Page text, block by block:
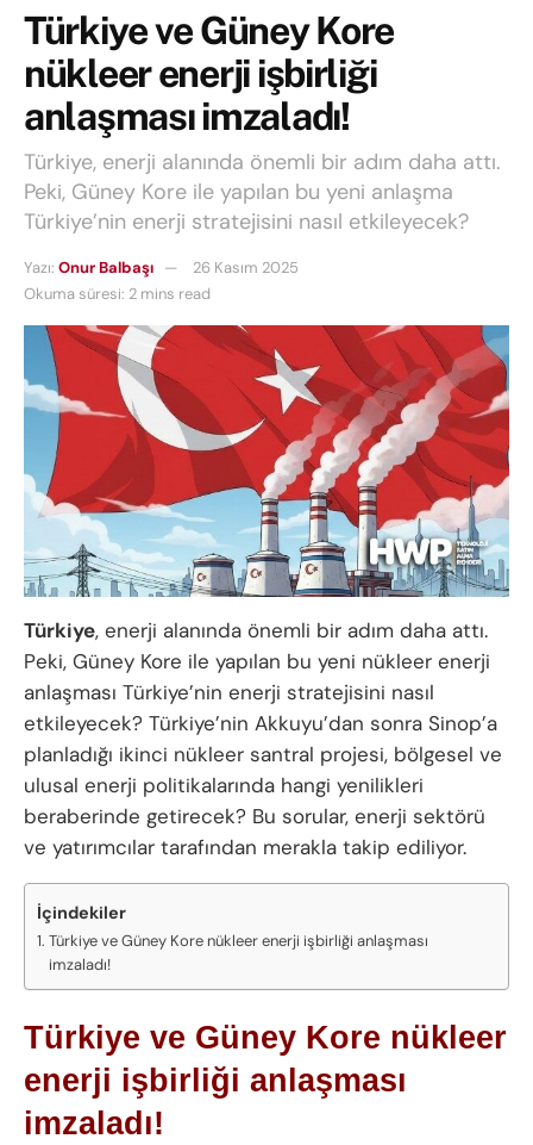
Türkiye ve Güney Kore
nükleer enerji işbirliği
anlaşması imzaladı!
Türkiye, enerji alanında önemli bir adım daha attı.
Peki, Güney Kore ile yapılan bu yeni anlaşma
Türkiye’nin enerji stratejisini nasıl etkileyecek?
Yazı: Onur Balbaşı
26 Kasım 2025
Okuma süresi: 2 mins read
Türkiye, enerji alanında önemli bir adım daha attı.
Peki, Güney Kore ile yapılan bu yeni nükleer enerji
anlaşması Türkiye’nin enerji stratejisini nasıl
etkileyecek? Türkiye’nin Akkuyu’dan sonra Sinop’a
planladığı ikinci nükleer santral projesi, bölgesel ve
ulusal enerji politikalarında hangi yenilikleri
beraberinde getirecek? Bu sorular, enerji sektörü
ve yatırımcılar tarafından merakla takip ediliyor.
İçindekiler
Türkiye ve Güney Kore nükleer enerji işbirliği anlaşması
imzaladı!
Türkiye ve Güney Kore nükleer
enerji işbirliği anlaşması
imzaladı!